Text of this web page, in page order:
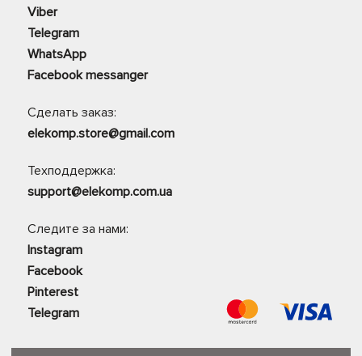
Viber
Telegram
WhatsApp
Facebook messanger
Сделать заказ:
elekomp.store@gmail.com
Техподдержка:
support@elekomp.com.ua
Следите за нами:
Instagram
Facebook
Pinterest
Telegram